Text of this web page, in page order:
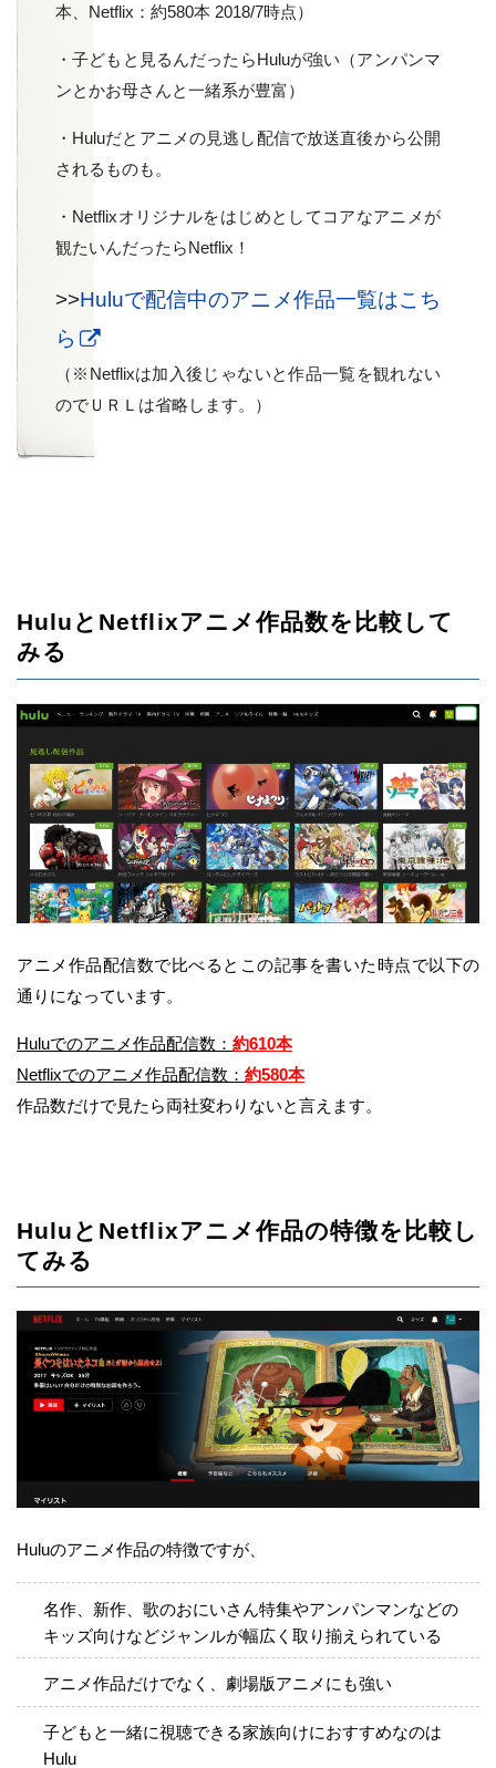
本、Netflix：約580本 2018/7時点）
・子どもと見るんだったらHuluが強い（アンパンマ
ンとかお母さんと一緒系が豊富）
・Huluだとアニメの見逃し配信で放送直後から公開
されるものも。
・Netflixオリジナルをはじめとしてコアなアニメが
観たいんだったらNetflix！
>>Huluで配信中のアニメ作品一覧はこち
ら
（※Netflixは加入後じゃないと作品一覧を観れない
のでＵＲＬは省略します。）
HuluとNetflixアニメ作品数を比較して
みる
アニメ作品配信数で比べるとこの記事を書いた時点で以下の
通りになっています。
Huluでのアニメ作品配信数： 約610本
Netflixでのアニメ作品配信数： 約580本
作品数だけで見たら両社変わりないと言えます。
HuluとNetflixアニメ作品の特徴を比較し
てみる
Huluのアニメ作品の特徴ですが、
名作、新作、歌のおにいさん特集やアンパンマンなどの
キッズ向けなどジャンルが幅広く取り揃えられている
アニメ作品だけでなく、劇場版アニメにも強い
子どもと一緒に視聴できる家族向けにおすすめなのは
Hulu